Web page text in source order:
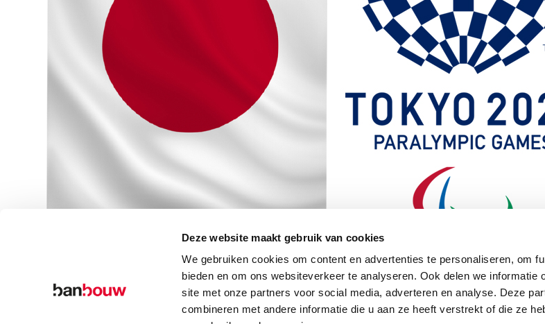
Deze website maakt gebruik van cookies
We gebruiken cookies om content en advertenties te personaliseren, om
bieden en om ons websiteverkeer te analyseren. Ook delen we informatie
site met onze partners voor social media, adverteren en analyse. Deze
combineren met andere informatie die u aan ze heeft verstrekt of die ze